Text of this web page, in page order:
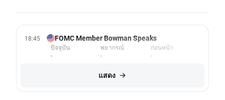
18:45 FOMC Member Bowman Speaks
ปัจจุบัน
-
พยากรณ์
-
ก่อนหน้า
-
แสดง